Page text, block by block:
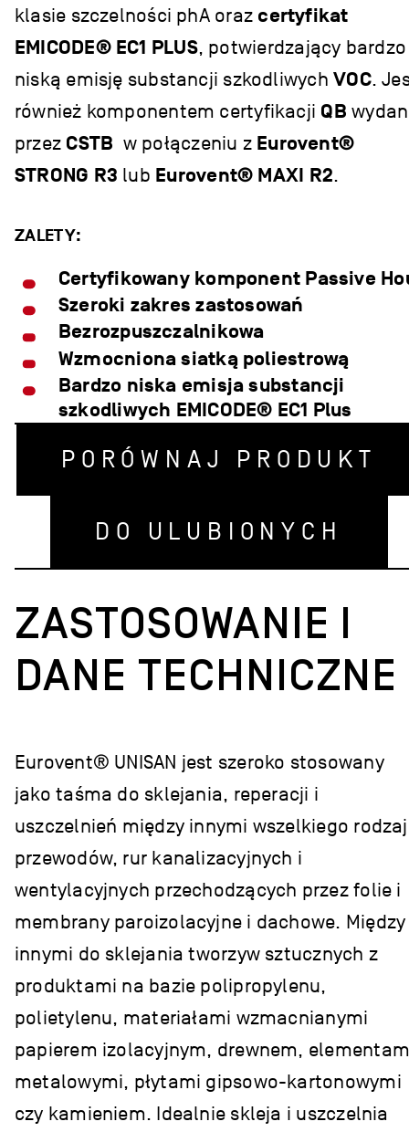
klasie szczelności phA oraz certyfikat
EMICODE® EC1 PLUS, potwierdzający bardzo
niską emisję substancji szkodliwychVOC.
również komponentem certyfikacji QB
przez CSTB w połączeniu z Eurovent®
STRONG R3 lub Eurovent® MAXI R2.
ZALETY:
Certyfikowany komponent Passive
Szeroki zakres zastosowań
Bezrozpuszczalnikowa
Wzmocniona siatką poliestrową
Bardzo niska emisja substancji
szkodliwych EMICODE® EC1 Plus
PORÓWNAJ PRODUKT
DO ULUBIONYCH
ZASTOSOWANIE I
DANE TECHNICZNE
Eurovent® UNISAN jest szeroko stosowany
jako taśma do sklejania, reperacji i
uszczelnień między innymi wszelkiego
przewodów, rur kanalizacyjnych i
wentylacyjnych przechodzących przez folie i
membrany paroizolacyjne i dachowe. Między
innymi do sklejania tworzyw sztucznych z
produktami na bazie polipropylenu,
polietylenu, materiałami wzmacnianymi
papierem izolacyjnym, drewnem,
metalowymi, płytami gipsowo-kartonowymi
czy kamieniem. Idealnie skleja i uszczelnia